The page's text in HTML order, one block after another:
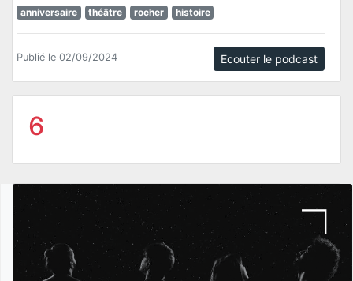
anniversaire théâtre rocher histoire
Publié le 02/09/2024 Ecouter le podcast
6